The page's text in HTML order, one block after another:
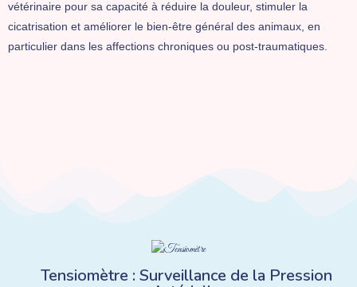
vétérinaire pour sa capacité à réduire la douleur, stimuler la
cicatrisation et améliorer le bien-être général des animaux, en
particulier dans les affections chroniques ou post-traumatiques.
Tensiomètre : Surveillance de la Pression